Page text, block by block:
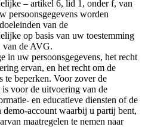
– artikel 6, lid 1, onder f, van
persoonsgegevens worden
van de
op basis van uw toestemming
van de AVG.
in uw persoonsgegevens, het recht
ervan, en het recht om de
te beperken. Voor zover de
voor de uitvoering van de
en educatieve diensten of de
demo-account waarbij u partij bent,
maatregelen te nemen naar